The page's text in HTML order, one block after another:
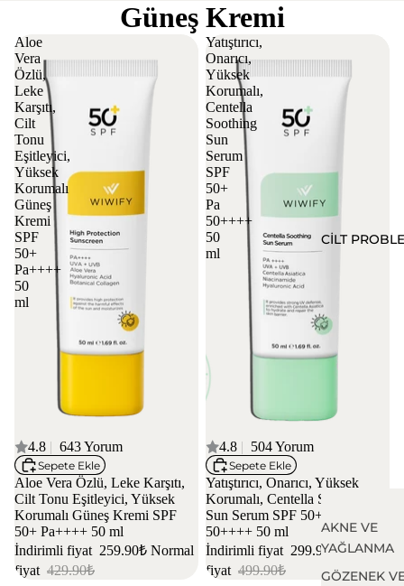
CİLT
AKNE VE
YAĞLANMA
GÖZENEK
Güneş Kremi
Aloe
Vera
Özlü,
Leke
Karşıtı,
Cilt
Tonu
Eşitleyici,
Yüksek
Korumalı
Güneş
Kremi
SPF
50+
Pa++++
50
ml
4 AL 3 ÖDE
4.8 | 643 Yorum
Sepete Ekle
Aloe Vera Özlü, Leke Karşıtı,
Cilt Tonu Eşitleyici, Yüksek
Korumalı Güneş Kremi SPF
50+ Pa++++ 50 ml
İndirimli fiyat 259.90₺ Normal
fiyat 429.90₺
Yatıştırıcı,
Onarıcı,
Yüksek
Korumalı,
Centella
Soothing
Sun
Serum
SPF
50+
Pa
50++++
50
ml
4 AL 3 ÖDE
4.8 | 504 Yorum
Sepete Ekle
Yatıştırıcı, Onarıcı, Yüksek
Korumalı, Centella Soothing
Sun Serum SPF 50+ Pa
50++++ 50 ml
İndirimli fiyat 299.90₺ Normal
fiyat 499.90₺